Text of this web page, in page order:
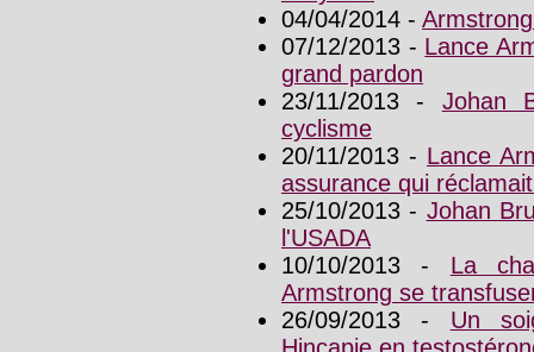
04/04/2014 -
07/12/2013 - Lance
grand pardon
23/11/2013 - Johan
cyclisme
20/11/2013 - Lance
assurance qui
25/10/2013 - Johan
l'USADA
10/10/2013 - La
Armstrong se
26/09/2013 - Un